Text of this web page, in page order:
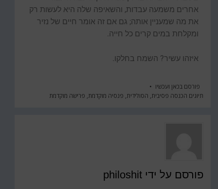
אחרים משמעה עבדות, והשאיפה שלה היא לעשות רק
את מה שמעניין אותה; גם אם זה אומר חיים של נזיר
ומקלחת במים קרים כל חייה.
איזהו עשיר? השמח בחלקו.
פורסם בכאן ועכשיו
תיוגים הכנסה פסיבית, הסולידית, פנסיה מוקדמת, פרישה מוקדמת
פורסם על ידי philoshit